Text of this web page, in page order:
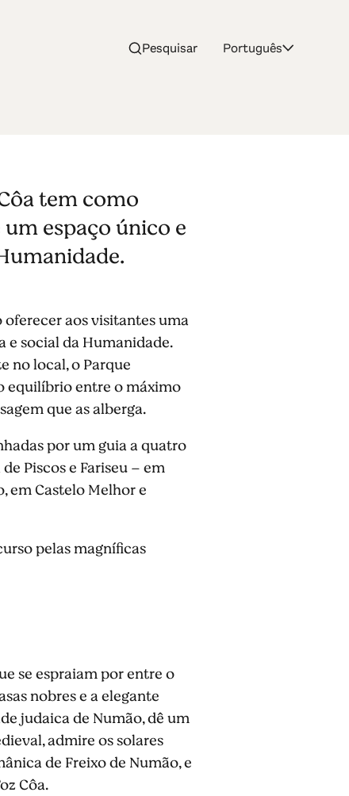
Pesquisar Português
tem como
espaço único e
aos visitantes uma
e social da Humanidade.
no local, o Parque
equilíbrio entre o máximo
que as alberga.
por um guia a quatro
Piscos e Fariseu – em
em Castelo Melhor e
pelas magníficas
se espraiam por entre o
nobres e a elegante
judaica de Numão, dê um
admire os solares
de Freixo de Numão, e
Côa.